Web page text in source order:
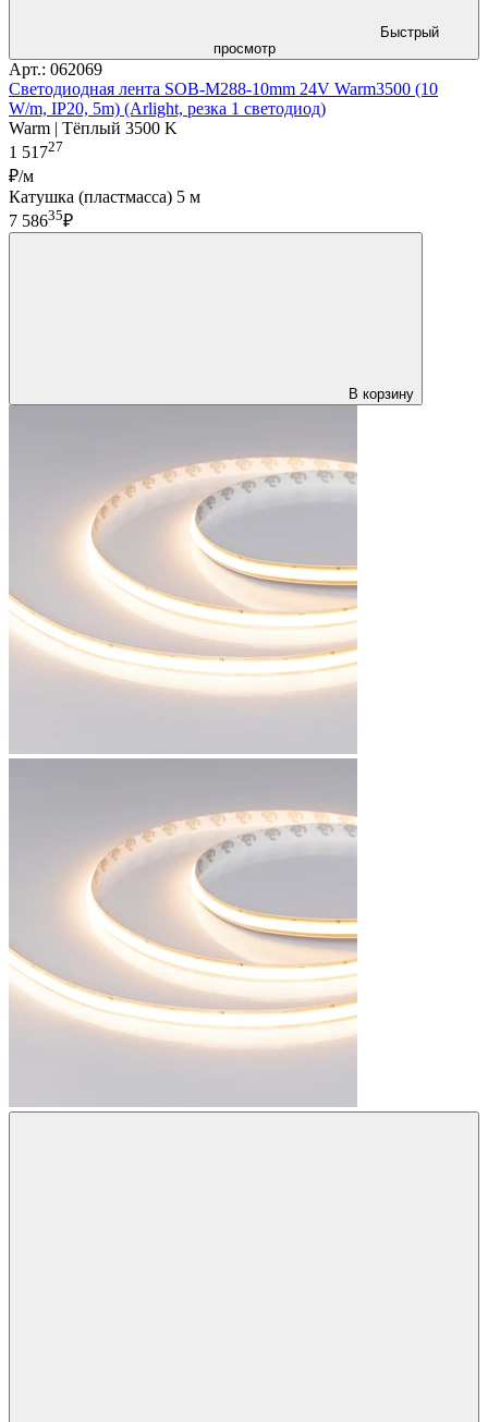
Быстрый
просмотр
Арт.: 062069
Светодиодная лента SOB-M288-10mm 24V Warm3500 (10
W/m, IP20, 5m) (Arlight, резка 1 светодиод)
Warm | Тёплый 3500 K
1 51727
₽/м
Катушка (пластмасса) 5 м
7 58635₽
В корзину